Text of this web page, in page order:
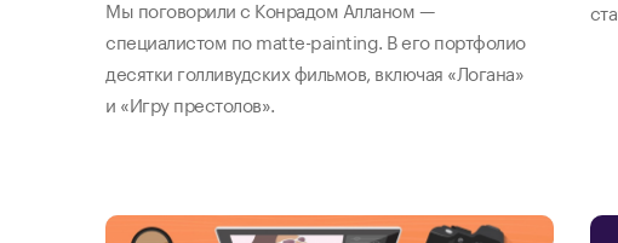
Мы поговорили с Конрадом Алланом —
специалистом по matte-painting. В его портфолио
десятки голливудских фильмов, включая «Логана»
и «Игру престолов».